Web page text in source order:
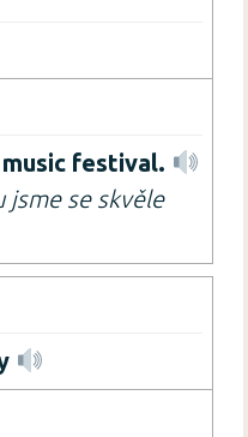
festival.
jsme se skvěle